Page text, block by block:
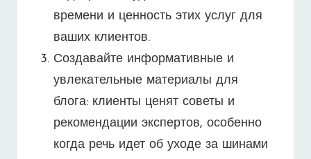
времени и ценность этих услуг для
ваших клиентов.
Создавайте информативные и
увлекательные материалы для
блога: клиенты ценят советы и
рекомендации экспертов, особенно
когда речь идет об уходе за шинами